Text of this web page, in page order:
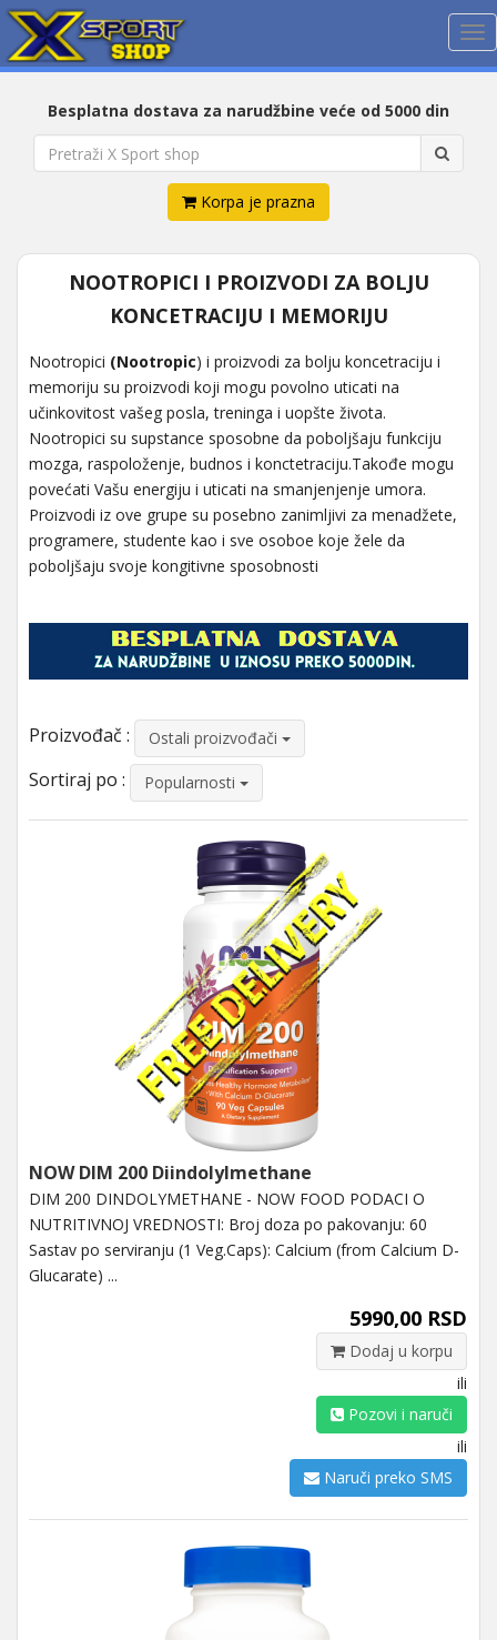
Besplatna dostava za narudžbine veće od 5000 din
Korpa je prazna
NOOTROPICI I PROIZVODI ZA BOLJU
KONCETRACIJU I MEMORIJU
Nootropici (Nootropic) i proizvodi za bolju koncetraciju i
memoriju su proizvodi koji mogu povolno uticati na
učinkovitost vašeg posla, treninga i uopšte života.
Nootropici su supstance sposobne da poboljšaju funkciju
mozga, raspoloženje, budnos i konctetraciju.Takođe mogu
povećati Vašu energiju i uticati na smanjenjenje umora.
Proizvodi iz ove grupe su posebno zanimljivi za menadžete,
programere, studente kao i sve osoboe koje žele da
poboljšaju svoje kongitivne sposobnosti
Proizvođač : Ostali proizvođači
Sortiraj po : Popularnosti
NOW DIM 200 Diindolylmethane
DIM 200 DINDOLYMETHANE - NOW FOOD PODACI O
NUTRITIVNOJ VREDNOSTI: Broj doza po pakovanju: 60
Sastav po serviranju (1 Veg.Caps): Calcium (from Calcium D-
Glucarate) ...
5990,00 RSD
Dodaj u korpu
ili
Pozovi i naruči
ili
Naruči preko SMS